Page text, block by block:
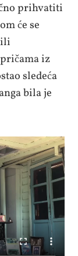
prihvatiti
će se
iz
sledeća
bila je